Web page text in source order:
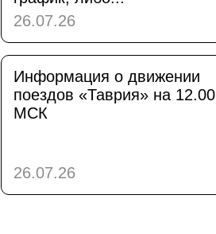
26.07.26
Информация о движении
поездов «Таврия» на 12.00
МСК
26.07.26